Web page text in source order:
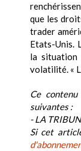
que les
trader
Etats-Unis.
la situation
volatilité. «
Ce
suivantes :
- LA
Si cet